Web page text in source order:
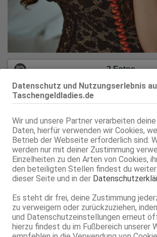
Datenschutz und Nutzungserlebnis
Taschengeldladies.de
Wir und unsere Partner verarbeiten
Daten, hierfür verwenden wir Cookies,
Betrieb der Webseite erforderlich sind.
werden nur mit deiner Zustimmung
Einzelheiten zu den Arten von Cookies,
den beteiligten Stellen findest du
dieser Seite und in der
Es steht dir frei, deine Zustimmung
zu verweigern oder zurückzuziehen,
und Datenschutzeinstellungen erneut
hierzu findest du im Fußbereich unserer
2 Fotos
ORIGINALBILDER
0900 7 822552126*
*2,49€/Min.
Anzeige merken
Ich bin Marion, eine reifere, kuschlige
üppigen Figur und großzügigen
Brüste und meine weiche, einladende